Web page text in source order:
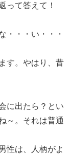
って答えて！
・・・い・・・
す。やはり、昔
に出たら？とい
～。それは普通
性は、人柄がよ